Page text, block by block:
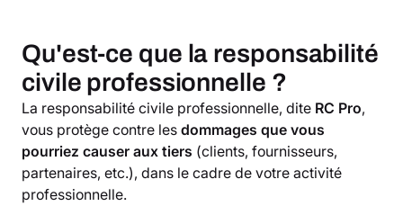
Qu'est-ce que la responsabilité
civile professionnelle ?
La responsabilité civile professionnelle, dite RC Pro,
vous protège contre les dommages que vous
pourriez causer aux tiers (clients, fournisseurs,
partenaires, etc.), dans le cadre de votre activité
professionnelle.